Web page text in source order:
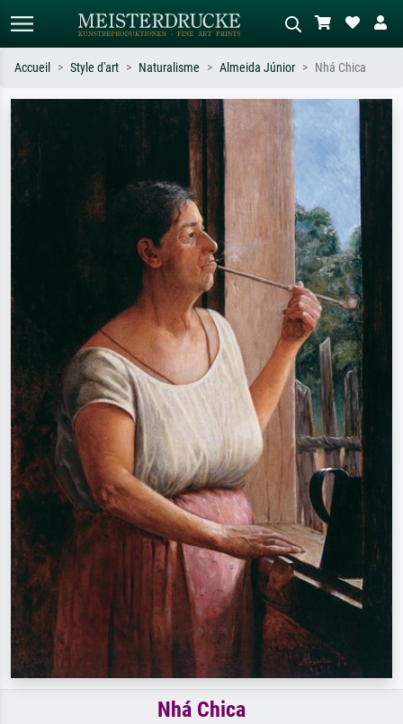
Recherche standard Recherche d'images IA
Recherchez par artiste, titre ou style –
ex. Monet, Nuit étoilée,
Décrivez la scène – ex. prairie verte,
abstrait avec beaucoup de rouge,
tableau sombre, nu debout près d'un
Accueil Style d'art Naturalisme Almeida Júnior Nhá Chica
Nhá Chica